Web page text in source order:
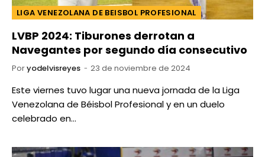
LIGA VENEZOLANA DE BEISBOL PROFESIONAL
LVBP 2024: Tiburones derrotan a
Navegantes por segundo día consecutivo
Poryodelvisreyes 23 de noviembre de 2024
Este viernes tuvo lugar una nueva jornada de la Liga
Venezolana de Béisbol Profesional y en un duelo
celebrado en…